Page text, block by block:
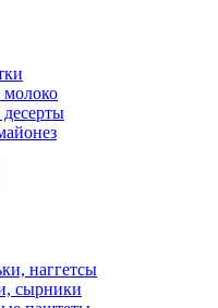
молоко
наггетсы
сырники